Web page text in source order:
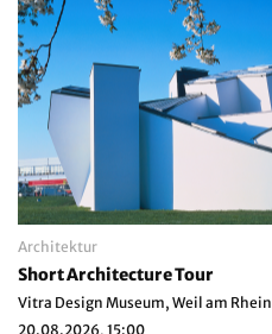
Architektur
Short Architecture Tour
Vitra Design Museum, Weil am Rhein
20.08.2026, 15:00